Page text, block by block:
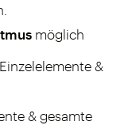
möglich
&
& gesamte